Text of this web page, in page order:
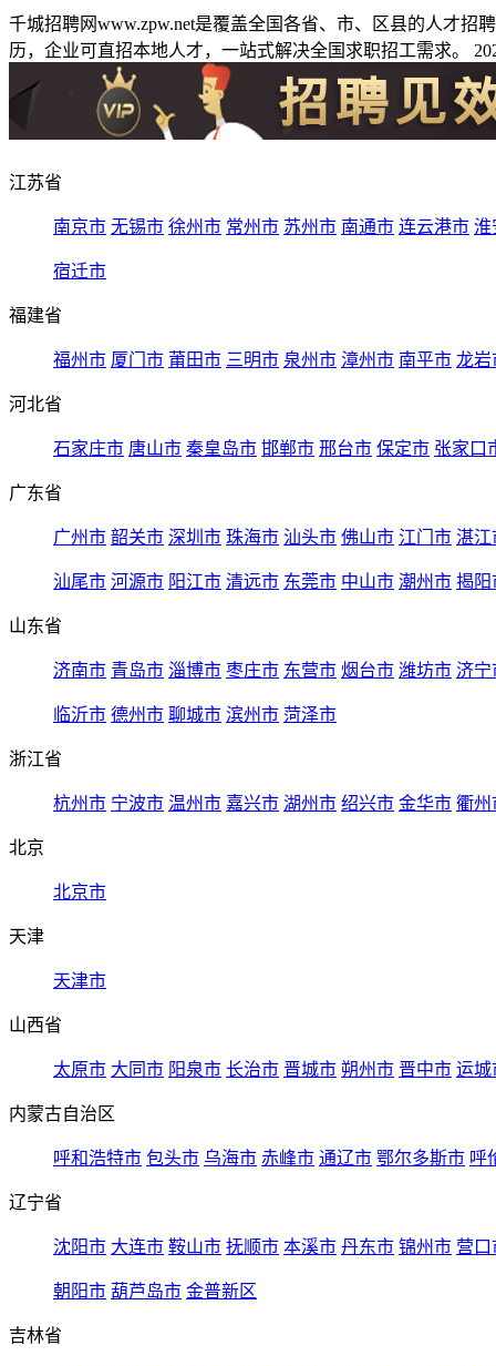
千城招聘网www.zpw.net是覆盖全国各省、市、区县的人才
历，企业可直招本地人才，一站式解决全国求职招工需求。
江苏省
南京市 无锡市 徐州市 常州市 苏州市 南通市 连云港市 淮
宿迁市
福建省
福州市 厦门市 莆田市 三明市 泉州市 漳州市 南平市 龙岩
河北省
石家庄市 唐山市 秦皇岛市 邯郸市 邢台市 保定市 张家口
广东省
广州市 韶关市 深圳市 珠海市 汕头市 佛山市 江门市 湛江
汕尾市 河源市 阳江市 清远市 东莞市 中山市 潮州市 揭阳
山东省
济南市 青岛市 淄博市 枣庄市 东营市 烟台市 潍坊市 济宁
临沂市 德州市 聊城市 滨州市 菏泽市
浙江省
杭州市 宁波市 温州市 嘉兴市 湖州市 绍兴市 金华市 衢州
北京
北京市
天津
天津市
山西省
太原市 大同市 阳泉市 长治市 晋城市 朔州市 晋中市 运城
内蒙古自治区
呼和浩特市 包头市 乌海市 赤峰市 通辽市 鄂尔多斯市 呼
辽宁省
沈阳市 大连市 鞍山市 抚顺市 本溪市 丹东市 锦州市 营口
朝阳市 葫芦岛市 金普新区
吉林省